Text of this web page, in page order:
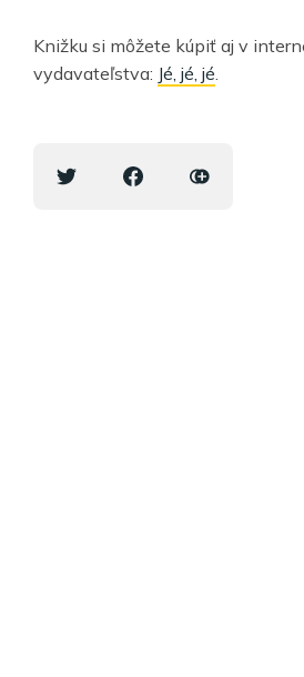
Knižku si môžete kúpiť aj v
vydavateľstva: Jé, jé, jé